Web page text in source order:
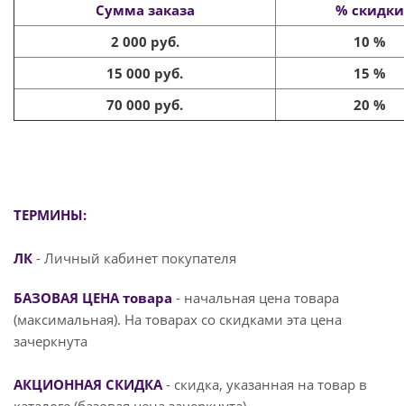
Сумма заказа
% скидки
2 000 руб.
10 %
15 000 руб.
15 %
70 000 руб.
20 %
ТЕРМИНЫ:
ЛК - Личный кабинет покупателя
БАЗОВАЯ ЦЕНА товара - начальная цена товара
(максимальная). На товарах со скидками эта цена
зачеркнута
АКЦИОННАЯ СКИДКА- скидка, указанная на товар в